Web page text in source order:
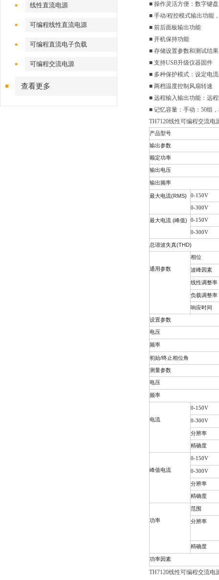
线性直流电源
可编程线性直流电源
可编程直流电子负载
可编程交流电源
查看更多
■ 操作灵活方便：数字键
■ 手动/程控模式输出功能
■ 前后面板输出功能
■ 开机保持功能
■ 存储设置参数和测试结果
■ 支持USB升级仪器固件
■ 多种保护模式：设定电
■ 两档温度控制风扇转速
■ 远程输入输出功能：远
■ 记忆容量：手动：50组
TH7120线性可编程交流电
产品型号
输出参数
额定功率
输出电压
输出频率
最大电流(RMS) 0-150V
0-300V
最大电流 (峰值) 0-150V
0-300V
总谐波失真(THD)
通用参数
相位
波峰因素
线性调整率
负载调整率
响应时间
设置参数
电压
频率
初始/终止相位角
测量参数
电压
频率
电流
0-150V
0-300V
分辨率
精确度
峰值电流
0-150V
0-300V
分辨率
精确度
功率
范围
分辨率
精确度
功率因素
TH7120线性可编程交流电